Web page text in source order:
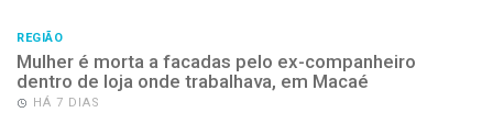
REGIÃO
Mulher é morta a facadas pelo ex-companheiro
dentro de loja onde trabalhava, em Macaé
HÁ 7 DIAS